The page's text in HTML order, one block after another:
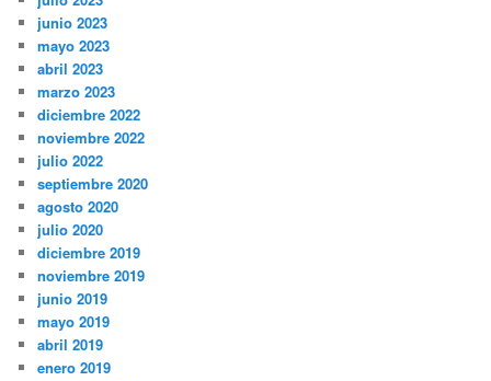
junio 2023
mayo 2023
abril 2023
marzo 2023
diciembre 2022
noviembre 2022
julio 2022
septiembre 2020
agosto 2020
julio 2020
diciembre 2019
noviembre 2019
junio 2019
mayo 2019
abril 2019
enero 2019